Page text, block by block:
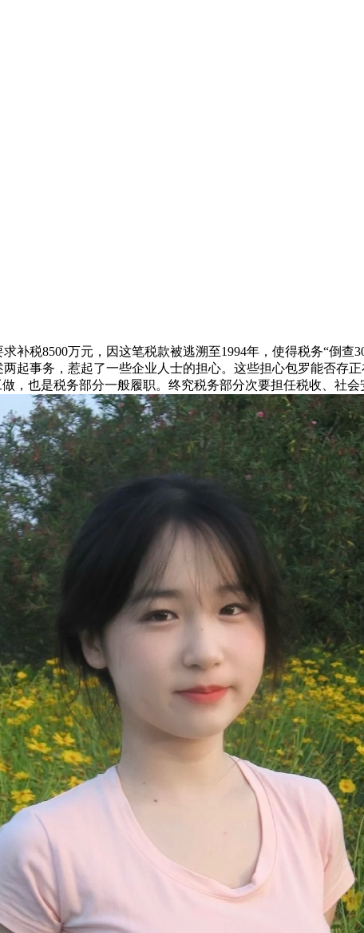
税8500万元，因这笔税款被逃溯至1994年，使得税务“倒查
起事务，惹起了一些企业人士的担心。这些担心包罗能否存
，也是税务部分一般履职。终究税务部分次要担任税收、社